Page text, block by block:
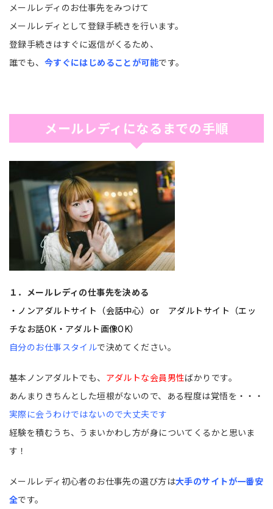
メールレディのお仕事先をみつけて
メールレディとして登録手続きを行います。
登録手続きはすぐに返信がくるため、
誰でも、 今すぐにはじめることが可能です。
メールレディになるまでの手順
１．メールレディの仕事先を決める
・ノンアダルトサイト（会話中心）or アダルトサイト（エッ
チなお話OK・アダルト画像OK）
自分のお仕事スタイルで決めてください。
基本ノンアダルトでも、 アダルトな会員男性ばかりです。
あんまりきちんとした垣根がないので、ある程度は覚悟を・・・
実際に会うわけではないので大丈夫です
経験を積むうち、うまいかわし方が身についてくるかと思いま
す！
メールレディ初心者のお仕事先の選び方は大手のサイトが一番安
全です。